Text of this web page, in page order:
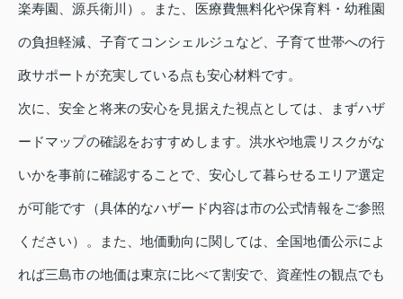
楽寿園、源兵衛川）。また、医療費無料化や保育料・幼稚園
の負担軽減、子育てコンシェルジュなど、子育て世帯への行
政サポートが充実している点も安心材料です。
次に、安全と将来の安心を見据えた視点としては、まずハザ
ードマップの確認をおすすめします。洪水や地震リスクがな
いかを事前に確認することで、安心して暮らせるエリア選定
が可能です（具体的なハザード内容は市の公式情報をご参照
ください）。また、地価動向に関しては、全国地価公示によ
れば三島市の地価は東京に比べて割安で、資産性の観点でも